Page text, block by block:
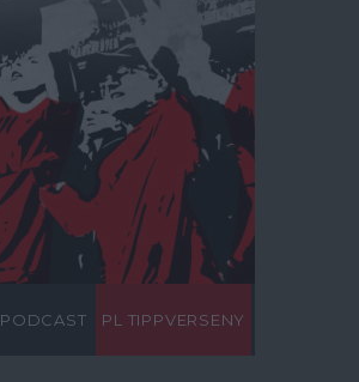
PODCAST PL TIPPVERSENY